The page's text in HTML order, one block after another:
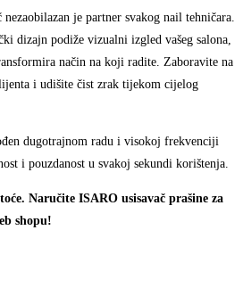
je partner svakog nail tehničara.
dizajn podiže vizualni izgled vašeg salona,
način na koji radite. Zaboravite na
i udišite čist zrak tijekom cijelog
dugotrajnom radu i visokoj frekvenciji
i pouzdanost u svakoj sekundi korištenja.
Naručite ISARO usisavač prašine za
shopu!